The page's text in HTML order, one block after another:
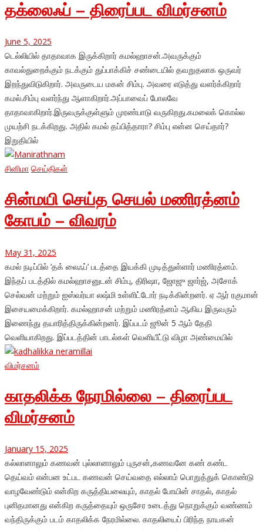
தக்லைஃப் – திரைப்பட விமர்சனம்
June 5, 2025
டெல்லியில் தாதாவாக இருக்கிறார் கமல்ஹாசன்.அவருக்கும்
காவல்துறைக்கும் நடக்கும் துப்பாக்கிச் சண்டையில் தவறுதலாக ஒருவர்
இறந்துவிடுகிறார். அவருடைய மகன் சிம்பு. அவரை எடுத்து வளர்க்கிறார்
கமல்.சிம்பு வளர்ந்து ஆளாகிறார்.அப்பாவைப் போலவே
தாதாவாகிறார்.இருவருக்குள்ளும் முரண்பாடு வருகிறது.கமலைக் கொல்ல
முயற்சி நடக்கிறது. அதில் கமல் தப்பித்தாரா? சிம்பு என்ன செய்தார்?
இறுதியில்
சினிமா செய்திகள்
சின்மயி செய்த செயல் மணிரத்னம்
கோபம் – விவரம்
May 31, 2025
கமல் நடிப்பில் ‘தக் லைஃப்’ படத்தை இயக்கி முடித்துள்ளார் மணிரத்னம்.
இந்தப் படத்தில் கமல்ஹாசனுடன் சிம்பு, திரிஷா, ஜோஜு ஜார்ஜ், அசோக்
செல்வன் மற்றும் ஐஸ்வர்யா லஷ்மி உள்ளிட்டோர் நடிக்கின்றனர். ஏ ஆர் ரகுமான்
இசையமைக்கிறார். கமல்ஹாசன் மற்றும் மணிரத்னம் ஆகிய இருவரும்
இணைந்து தயாரித்திருக்கின்றனர். இப்படம் ஜூன் 5 ஆம் தேதி
வெளியாகிறது. இப்படத்தின் பாடல்கள் வெளியீட்டு விழா அண்மையில்
விமர்சனம்
காதலிக்க நேரமில்லை – திரைப்பட
விமர்சனம்
January 15, 2025
கல்லானாலும் கணவன் புல்லானாலும் புருசன்,கணவனே கண் கண்ட
தெய்வம் என்பன உட்பட கணவன் செய்வதை எல்லாம் பொறுத்துக் கொண்டு
வாழவேண்டும் என்கிற கருத்தியலையும், காதல் போயின் சாதல், காதல்
புனிதமானது என்கிற கருத்தையும் ஒருசேர உடைத்து நொறுக்கும் வண்ணம்
வந்திருக்கும் படம் காதலிக்க நேரமில்லை. காதலியைப் பிரிந்த நாயகன்